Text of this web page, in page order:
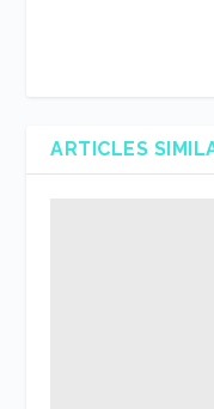
ARTICLES